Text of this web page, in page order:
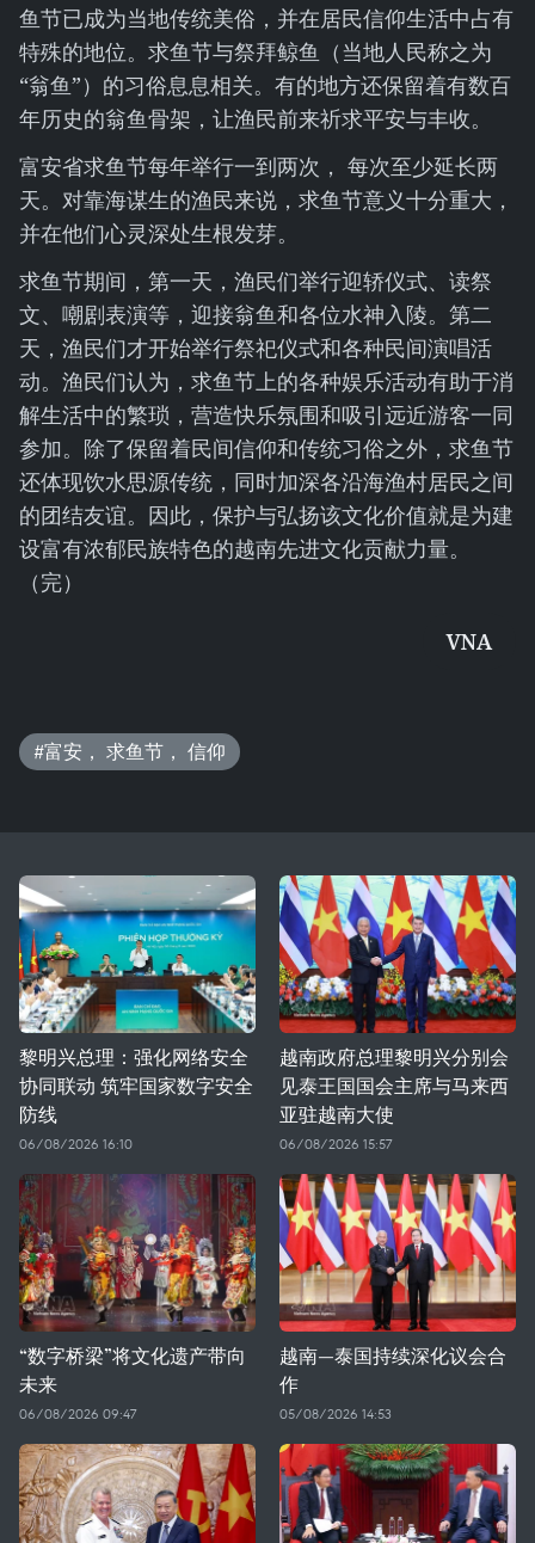
鱼节已成为当地传统美俗，并在居民信仰生活中占有
特殊的地位。求鱼节与祭拜鲸鱼（当地人民称之为
“翁鱼”）的习俗息息相关。有的地方还保留着有数百
年历史的翁鱼骨架，让渔民前来祈求平安与丰收。
富安省求鱼节每年举行一到两次， 每次至少延长两
天。对靠海谋生的渔民来说，求鱼节意义十分重大，
并在他们心灵深处生根发芽。
求鱼节期间，第一天，渔民们举行迎轿仪式、读祭
文、嘲剧表演等，迎接翁鱼和各位水神入陵。第二
天，渔民们才开始举行祭祀仪式和各种民间演唱活
动。渔民们认为，求鱼节上的各种娱乐活动有助于消
解生活中的繁琐，营造快乐氛围和吸引远近游客一同
参加。除了保留着民间信仰和传统习俗之外，求鱼节
还体现饮水思源传统，同时加深各沿海渔村居民之间
的团结友谊。因此，保护与弘扬该文化价值就是为建
设富有浓郁民族特色的越南先进文化贡献力量。
（完）
VNA
#富安， 求鱼节， 信仰
黎明兴总理：强化网络安全
协同联动 筑牢国家数字安全
防线
06/08/2026 16:10
越南政府总理黎明兴分别会
见泰王国国会主席与马来西
亚驻越南大使
06/08/2026 15:57
“数字桥梁”将文化遗产带向
未来
06/08/2026 09:47
越南—泰国持续深化议会合
作
05/08/2026 14:53